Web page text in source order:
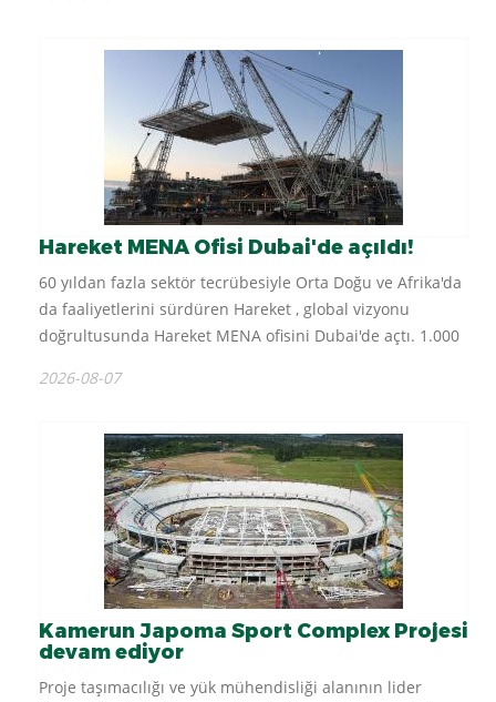
Hareket MENA Ofisi Dubai'de açıldı!
60 yıldan fazla sektör tecrübesiyle Orta Doğu ve Afrika'da
da faaliyetlerini sürdüren Hareket , global vizyonu
doğrultusunda Hareket MENA ofisini Dubai'de açtı. 1.000
2026-08-07
Kamerun Japoma Sport Complex Projesi
devam ediyor
Proje taşımacılığı ve yük mühendisliği alanının lider